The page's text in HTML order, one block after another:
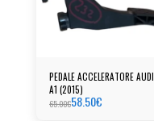
PEDALE ACCELERATORE AUDI
A1 (2015)
65.00€58.50€